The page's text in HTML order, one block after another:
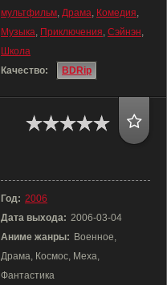
мультфильм, Драма, Комедия,
Музыка, Приключения, Сэйнэн,
Школа
Качество:
BDRip
Год: 2006
Дата выхода: 2006-03-04
Аниме жанры: Военное,
Драма, Космос, Меха,
Фантастика